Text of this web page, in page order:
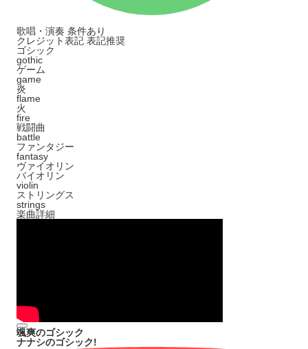
歌唱・演奏 条件あり
クレジット表記 表記推奨
ゴシック
gothic
ゲーム
game
炎
flame
火
fire
戦闘曲
battle
ファンタジー
fantasy
ヴァイオリン
バイオリン
violin
ストリングス
strings
楽曲詳細
颯爽のゴシック
ナナシのゴシック!